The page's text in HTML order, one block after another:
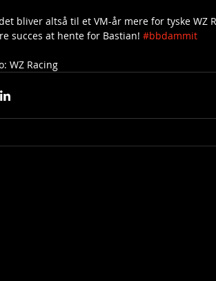
bliver altså til et VM-år mere for tyske WZ
succes at hente for Bastian! #bbdammit
WZ Racing